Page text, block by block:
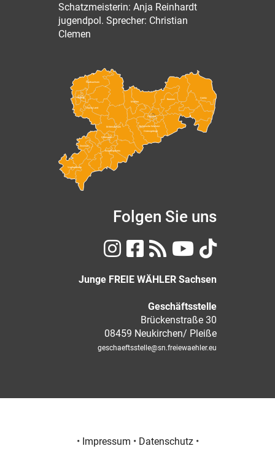
Schatzmeisterin: Anja Reinhardt
jugendpol. Sprecher: Christian
Clemen
Bautzen Görlitz
Leipzig
Leipzig Land
Meißen
Erzgebirgskreis
Mittelsachsen
Nordsachsen
Osterzgebirge
Sächsische Schweiz-
Vogtlandkreis
Zwickau
Dresden
Chemnitz
Folgen Sie uns
Junge FREIE WÄHLER Sachsen
Geschäftsstelle
Brückenstraße 30
08459 Neukirchen/ Pleiße
geschaeftsstelle@sn.freiewaehler.eu
• Impressum • Datenschutz •